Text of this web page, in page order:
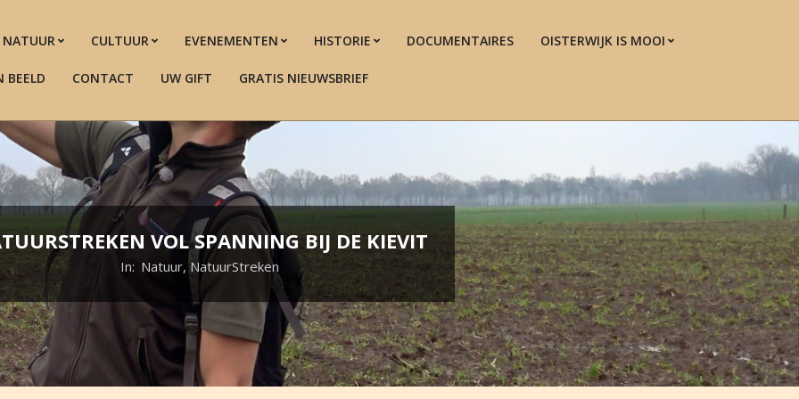
NATUUR CULTUUR EVENEMENTEN HISTORIE DOCUMENTAIRES OISTERWIJK IS MOOI
BEELD CONTACT UW GIFT GRATIS NIEUWSBRIEF
VOL SPANNING BIJ DE KIEVIT
In: Natuur, NatuurStreken